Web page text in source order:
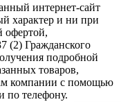
интернет-сайт
характер и ни при
офертой,
(2) Гражданского
подробной
товаров,
компании с помощью
по телефону.